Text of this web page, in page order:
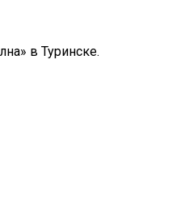
в Туринске.